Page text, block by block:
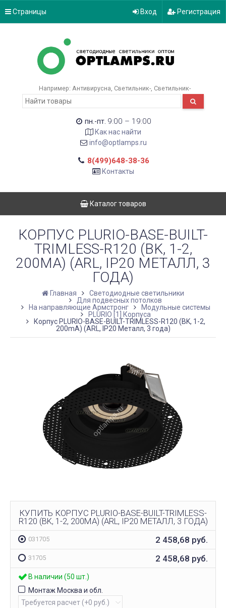
Страницы Вход Регистрация
Например: Антивирусна Светильник- Светильник-
пн.-пт. 9:00 – 19:00
Как нас найти
info@optlamps.ru
8(499)648-38-36
Контакты
Каталог товаров
КОРПУС PLURIO-BASE-BUILT-
TRIMLESS-R120 (BK, 1-2,
200MA) (ARL, IP20 МЕТАЛЛ, 3
ГОДА)
Главная
Светодиодные светильники
Для подвесных потолков
На направляющие Армстронг
Модульные системы
PLURIO [1] Корпуса
Корпус PLURIO-BASE-BUILT-TRIMLESS-R120 (BK, 1-2,
200mA) (ARL, IP20 Металл, 3 года)
КУПИТЬ КОРПУС PLURIO-BASE-BUILT-TRIMLESS-
R120 (BK, 1-2, 200MA) (ARL, IP20 МЕТАЛЛ, 3 ГОДА)
031705 2 458,68 руб.
31705 2 458,68 руб.
В наличии (50 шт.)
Монтаж Москва и обл.